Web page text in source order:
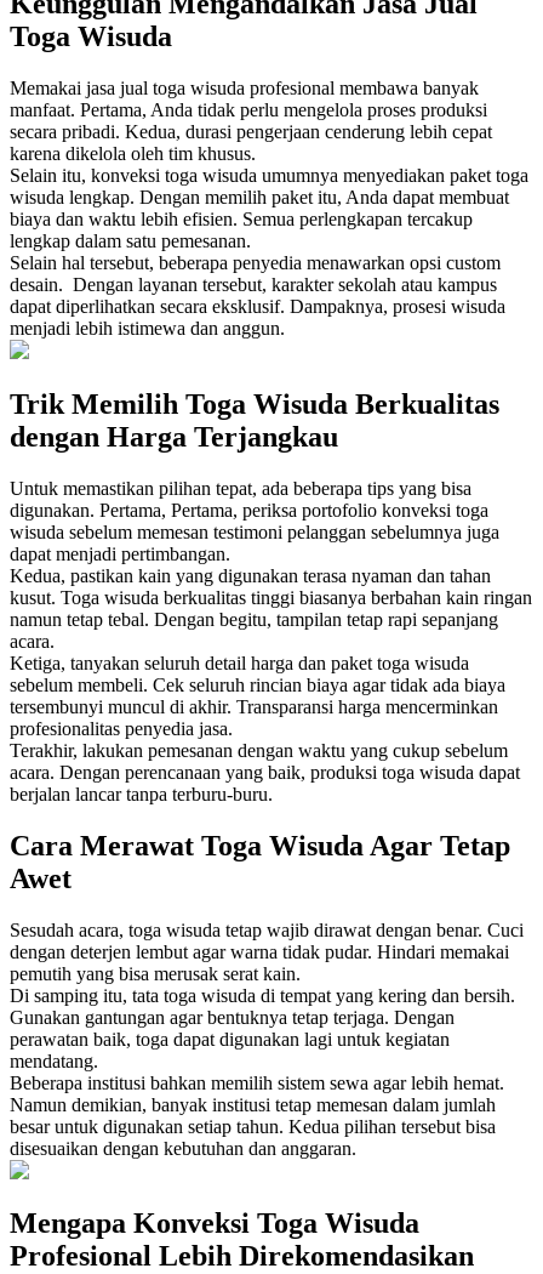
Toga Wisuda
Memakai jasa jual toga wisuda profesional membawa banyak
manfaat. Pertama, Anda tidak perlu mengelola proses produksi
secara pribadi. Kedua, durasi pengerjaan cenderung lebih cepat
karena dikelola oleh tim khusus.
Selain itu, konveksi toga wisuda umumnya menyediakan paket toga
wisuda lengkap. Dengan memilih paket itu, Anda dapat membuat
biaya dan waktu lebih efisien. Semua perlengkapan tercakup
lengkap dalam satu pemesanan.
Selain hal tersebut, beberapa penyedia menawarkan opsi custom
desain. Dengan layanan tersebut, karakter sekolah atau kampus
dapat diperlihatkan secara eksklusif. Dampaknya, prosesi wisuda
menjadi lebih istimewa dan anggun.
Trik Memilih Toga Wisuda Berkualitas
dengan Harga Terjangkau
Untuk memastikan pilihan tepat, ada beberapa tips yang bisa
digunakan. Pertama, Pertama, periksa portofolio konveksi toga
wisuda sebelum memesan testimoni pelanggan sebelumnya juga
dapat menjadi pertimbangan.
Kedua, pastikan kain yang digunakan terasa nyaman dan tahan
kusut. Toga wisuda berkualitas tinggi biasanya berbahan kain ringan
namun tetap tebal. Dengan begitu, tampilan tetap rapi sepanjang
acara.
Ketiga, tanyakan seluruh detail harga dan paket toga wisuda
sebelum membeli. Cek seluruh rincian biaya agar tidak ada biaya
tersembunyi muncul di akhir. Transparansi harga mencerminkan
profesionalitas penyedia jasa.
Terakhir, lakukan pemesanan dengan waktu yang cukup sebelum
acara. Dengan perencanaan yang baik, produksi toga wisuda dapat
berjalan lancar tanpa terburu-buru.
Cara Merawat Toga Wisuda Agar Tetap
Awet
Sesudah acara, toga wisuda tetap wajib dirawat dengan benar. Cuci
dengan deterjen lembut agar warna tidak pudar. Hindari memakai
pemutih yang bisa merusak serat kain.
Di samping itu, tata toga wisuda di tempat yang kering dan bersih.
Gunakan gantungan agar bentuknya tetap terjaga. Dengan
perawatan baik, toga dapat digunakan lagi untuk kegiatan
mendatang.
Beberapa institusi bahkan memilih sistem sewa agar lebih hemat.
Namun demikian, banyak institusi tetap memesan dalam jumlah
besar untuk digunakan setiap tahun. Kedua pilihan tersebut bisa
disesuaikan dengan kebutuhan dan anggaran.
Mengapa Konveksi Toga Wisuda
Profesional Lebih Direkomendasikan